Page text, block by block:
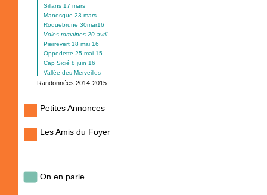
Sillans 17 mars
Manosque 23 mars
Roquebrune 30mar16
Voies romaines 20 avril
Pierrevert 18 mai 16
Oppedette 25 mai 15
Cap Sicié 8 juin 16
Vallée des Merveilles
Randonnées 2014-2015
Petites Annonces
Les Amis du Foyer
On en parle